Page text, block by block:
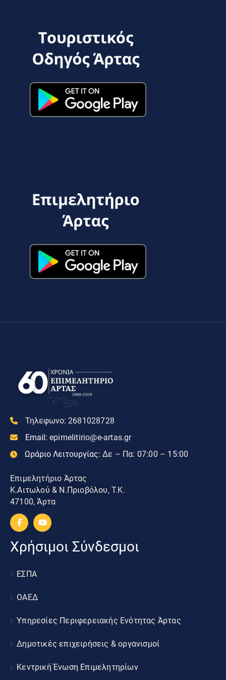
Τηλεφωνο: 2681028728
Email: epimelitirio@e-artas.gr
Ωράριο Λειτουργίας: Δε – Πα: 07:00 – 15:00
Επιμελητήριο Άρτας
Κ.Αιτωλού & Ν.Πριοβόλου, Τ.Κ.
47100, Άρτα
Χρήσιμοι Σύνδεσμοι
ΕΣΠΑ
ΟΑΕΔ
Υπηρεσίες Περιφερειακής Ενότητας Άρτας
Δημοτικές επιχειρήσεις & οργανισμοί
Κεντρική Ένωση Επιμελητηρίων